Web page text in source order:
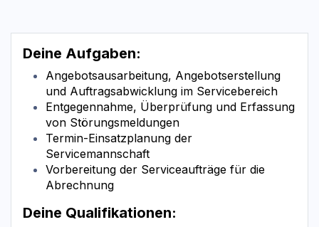
Deine Aufgaben:
Angebotsausarbeitung, Angebotserstellung
und Auftragsabwicklung im Servicebereich
Entgegennahme, Überprüfung und Erfassung
von Störungsmeldungen
Termin-Einsatzplanung der
Servicemannschaft
Vorbereitung der Serviceaufträge für die
Abrechnung
Deine Qualifikationen: